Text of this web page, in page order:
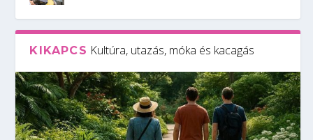
KIKAPCS Kultúra, utazás, móka és kacagás